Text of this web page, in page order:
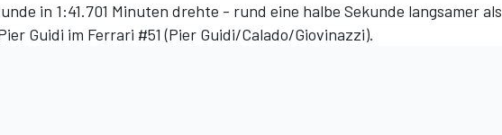
in 1:41.701 Minuten drehte - rund eine halbe Sekunde langsamer als
Guidi im Ferrari #51 (Pier Guidi/Calado/Giovinazzi).